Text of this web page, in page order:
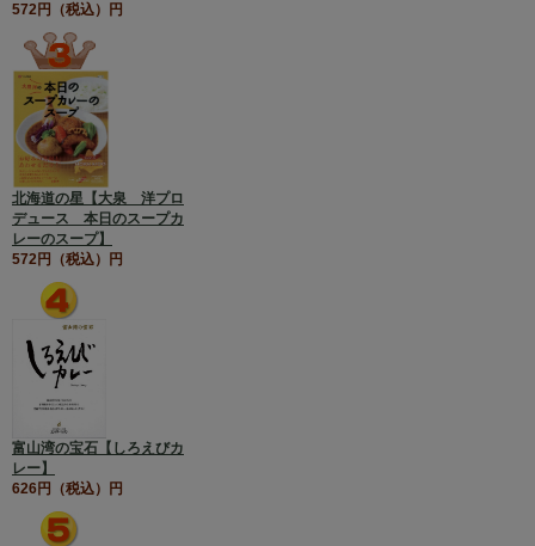
572円（税込）円
北海道の星【大泉 洋プロ
デュース 本日のスープカ
レーのスープ】
572円（税込）円
富山湾の宝石【しろえびカ
レー】
626円（税込）円